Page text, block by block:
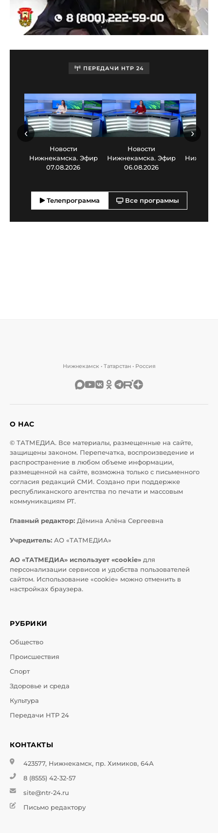
ПЕРЕДАЧИ НТР 24
Новости
Нижнекамска. Эфир
07.08.2026
Новости
Нижнекамска. Эфир
06.08.2026
‹ ›
Телепрограмма Все программы
Нижнекамск • Татарстан • Россия
О НАС
© ТАТМЕДИА. Все материалы, размещенные на сайте,
защищены законом. Перепечатка, воспроизведение и
распространение в любом объеме информации,
размещенной на сайте, возможна только с письменного
согласия редакций СМИ. Создано при поддержке
республиканского агентства по печати и массовым
коммуникациям РТ.
Главный редактор: Дёмина Алёна Сергеевна
Учредитель: АО «ТАТМЕДИА»
АО «ТАТМЕДИА» использует «cookie» для
персонализации сервисов и удобства пользователей
сайтом. Использование «cookie» можно отменить в
настройках браузера.
РУБРИКИ
Общество
Происшествия
Спорт
Здоровье и среда
Культура
Передачи НТР 24
КОНТАКТЫ
423577, Нижнекамск, пр. Химиков, 64А
8 (8555) 42-32-57
site@ntr-24.ru
Письмо редактору